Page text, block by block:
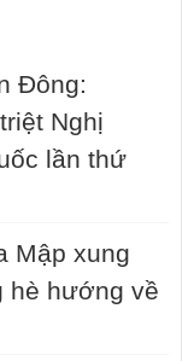
Đông:
Nghị
lần thứ
Mập xung
hè hướng về